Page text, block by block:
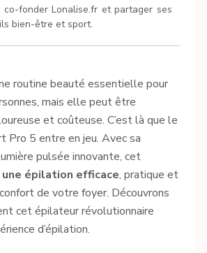
co-fonder Lonalise.fr et partager ses
bien-être et sport.
routine beauté essentielle pour
mais elle peut être
et coûteuse. C’est là que le
Pro 5 entre en jeu. Avec sa
pulsée innovante, cet
une épilation efficace, pratique et
de votre foyer. Découvrons
cet épilateur révolutionnaire
d’épilation.